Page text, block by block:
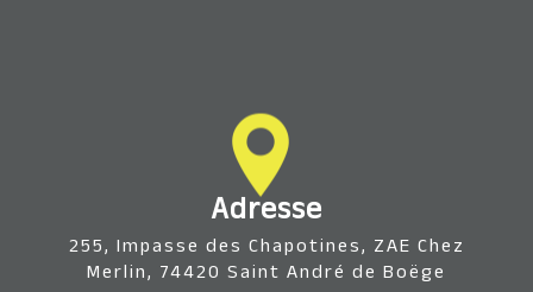
Adresse
255, Impasse des Chapotines, ZAE Chez
Merlin, 74420 Saint André de Boëge